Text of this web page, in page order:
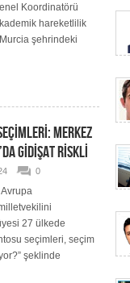
Koordinatörü
hareketlilik
şehrindeki
MERKEZ
GİDİŞAT RİSKLİ
0
27 ülkede
seçimleri, seçim
şeklinde